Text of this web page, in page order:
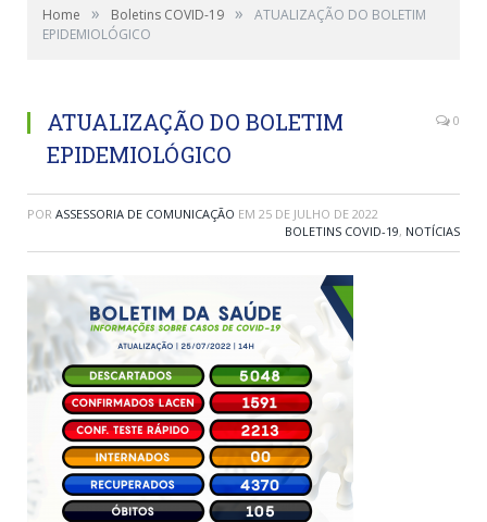
Home » Boletins COVID-19 »
ATUALIZAÇÃO DO BOLETIM
EPIDEMIOLÓGICO
ATUALIZAÇÃO DO BOLETIM
EPIDEMIOLÓGICO
0
POR ASSESSORIA DE COMUNICAÇÃO EM 25 DE JULHO DE 2022
BOLETINS COVID-19, NOTÍCIAS